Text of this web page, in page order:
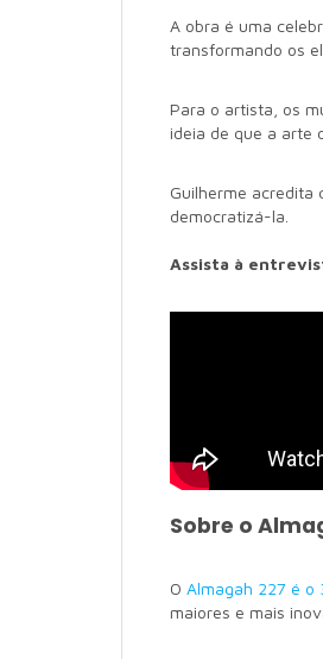
A obra é uma
transformando os
Para o artista, os
ideia de que a arte
Guilherme acredita
democratizá-la.
Assista à
Sobre o
O Almagah 227 é o
maiores e mais